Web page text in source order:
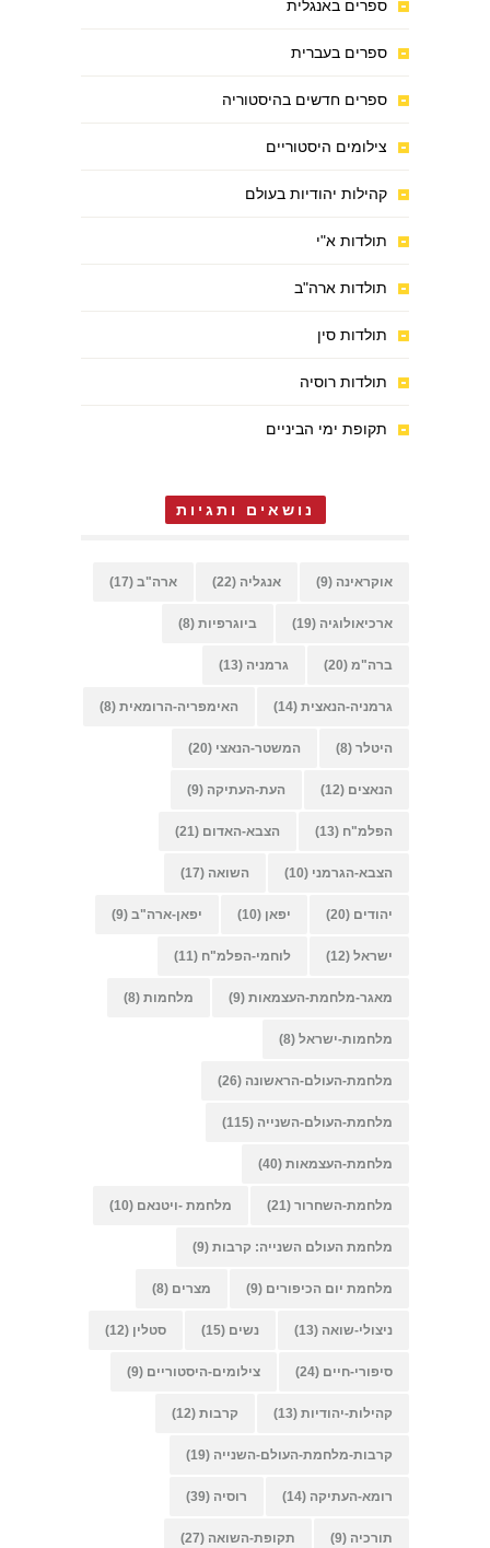
ספרים באנגלית
ספרים בעברית
ספרים חדשים בהיסטוריה
צילומים היסטוריים
קהילות יהודיות בעולם
תולדות א"י
תולדות ארה"ב
תולדות סין
תולדות רוסיה
תקופת ימי הביניים
נושאים ותגיות
אוקראינה (9) אנגליה (22) ארה"ב (17)
ארכיאולוגיה (19) ביוגרפיות (8)
ברה"מ (20) גרמניה (13)
גרמניה-הנאצית (14) האימפריה-הרומאית (8)
היטלר (8) המשטר-הנאצי (20)
הנאצים (12) העת-העתיקה (9)
הפלמ"ח (13) הצבא-האדום (21)
הצבא-הגרמני (10) השואה (17)
יהודים (20) יפאן (10) יפאן-ארה"ב (9)
ישראל (12) לוחמי-הפלמ"ח (11)
מאגר-מלחמת-העצמאות (9) מלחמות (8)
מלחמות-ישראל (8)
מלחמת-העולם-הראשונה (26)
מלחמת-העולם-השנייה (115)
מלחמת-העצמאות (40)
מלחמת-השחרור (21) מלחמת -ויטנאם (10)
מלחמת העולם השנייה: קרבות (9)
מלחמת יום הכיפורים (9) מצרים (8)
ניצולי-שואה (13) נשים (15) סטלין (12)
סיפורי-חיים (24) צילומים-היסטוריים (9)
קהילות-יהודיות (13) קרבות (12)
קרבות-מלחמת-העולם-השנייה (19)
רומא-העתיקה (14) רוסיה (39)
תורכיה (9) תקופת-השואה (27)